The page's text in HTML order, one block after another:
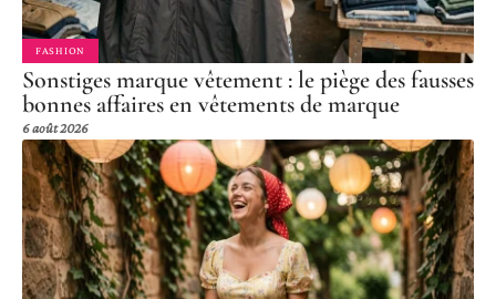
FASHION
Sonstiges marque vêtement : le piège des fausses
bonnes affaires en vêtements de marque
6 août 2026